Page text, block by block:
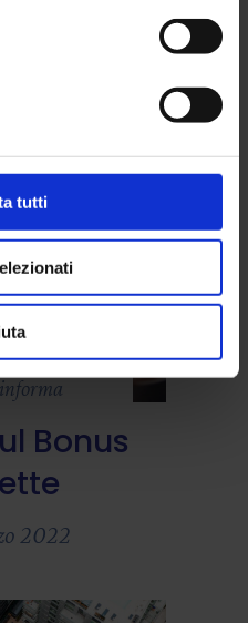
tutti
Bonus
2022